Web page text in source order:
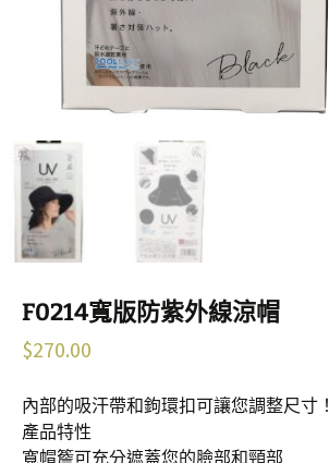
F0214寬版防紫外線涼帽
$270.00
內部的吸汗帶和鉤環扣可讓您調整尺寸！
產品特性
寬帽簷可充分遮蓋您的臉部和頸部